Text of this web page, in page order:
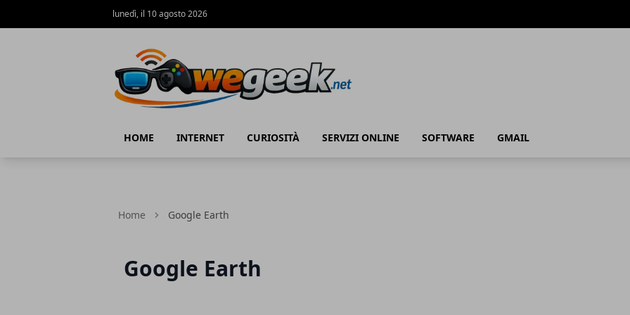
lunedì, il 10 agosto 2026
HOME INTERNET CURIOSITÀ SERVIZI ONLINE SOFTWARE GMAIL
Home Google Earth
Google Earth